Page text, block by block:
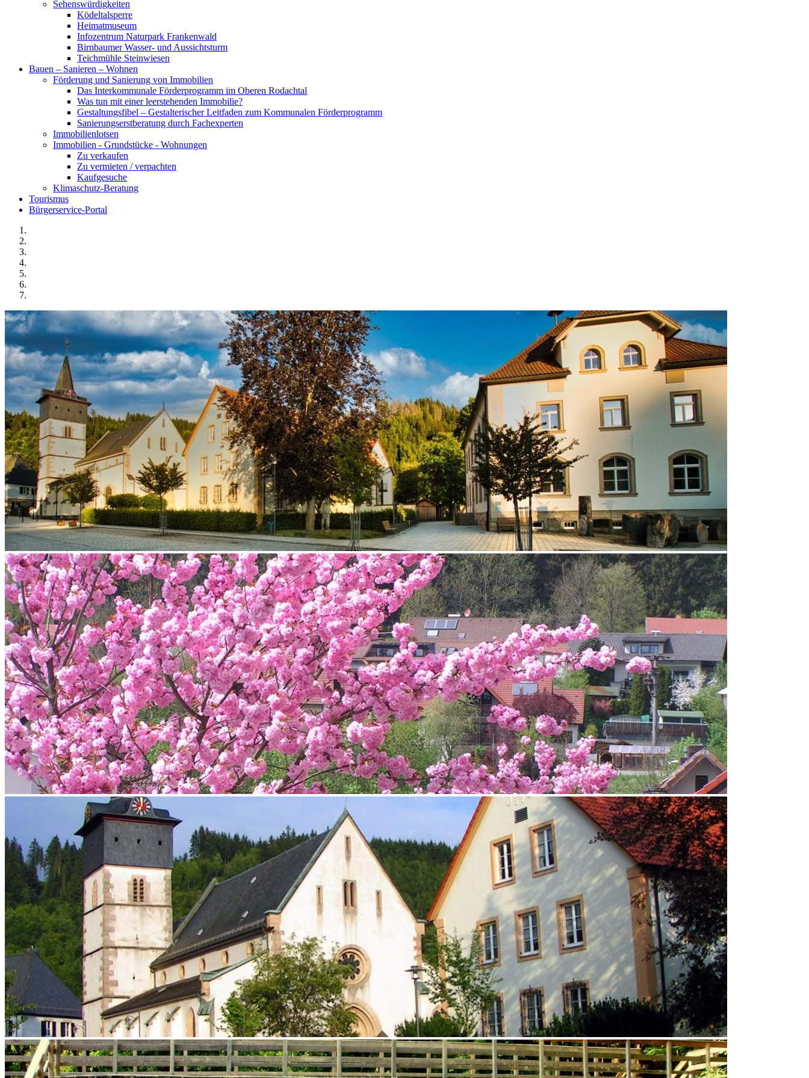
Sehenswürdigkeiten
Ködeltalsperre
Heimatmuseum
Infozentrum Naturpark Frankenwald
Birnbaumer Wasser- und Aussichtsturm
Teichmühle Steinwiesen
Bauen – Sanieren – Wohnen
Förderung und Sanierung von Immobilien
Das Interkommunale Förderprogramm im Oberen Rodachtal
Was tun mit einer leerstehenden Immobilie?
Gestaltungsfibel – Gestalterischer Leitfaden zum Kommunalen Förderprogramm
Sanierungserstberatung durch Fachexperten
Immobilienlotsen
Immobilien - Grundstücke - Wohnungen
Zu verkaufen
Zu vermieten / verpachten
Kaufgesuche
Klimaschutz-Beratung
Tourismus
Bürgerservice-Portal